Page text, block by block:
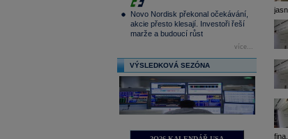
Novo Nordisk překonal očekávání,
akcie přesto klesají. Investoři řeší
marže a budoucí růst
více...
VÝSLEDKOVÁ SEZÓNA
fina...